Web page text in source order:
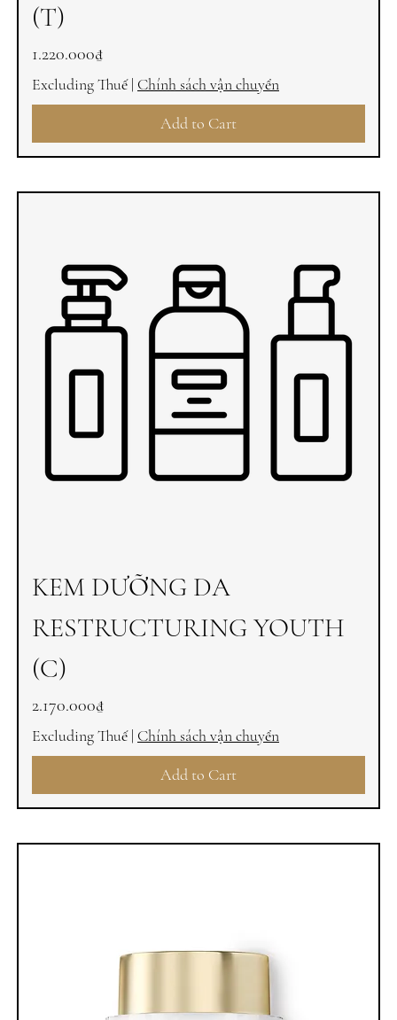
(T)
Price
1.220.000₫
Excluding Thuế| Chính sách vận chuyển
Add to Cart
KEM DƯỠNG DA
RESTRUCTURING YOUTH
(C)
Price
2.170.000₫
Excluding Thuế| Chính sách vận chuyển
Add to Cart